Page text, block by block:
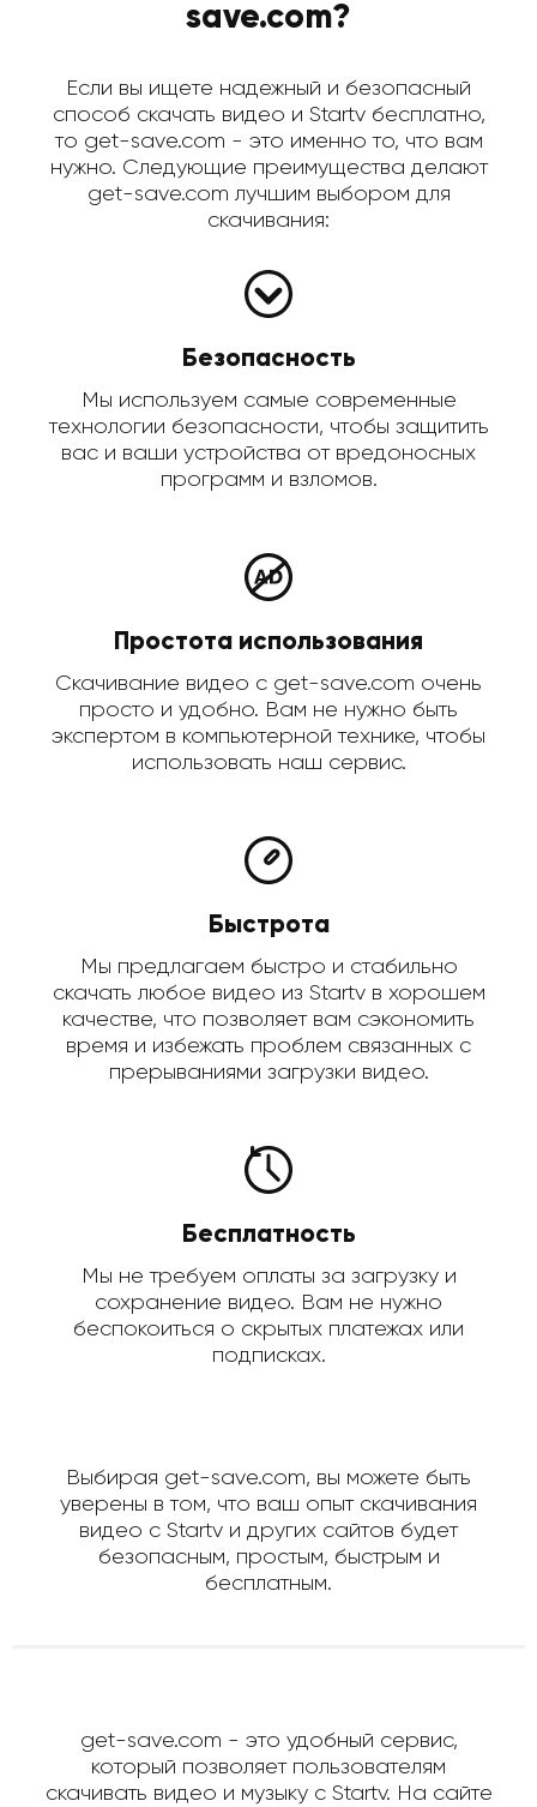
save.com?
Если вы ищете надежный и безопасный
способ скачать видео и Startv бесплатно,
то get-save.com - это именно то, что вам
нужно. Следующие преимущества делают
get-save.com лучшим выбором для
скачивания:
Безопасность
Мы используем самые современные
технологии безопасности, чтобы защитить
вас и ваши устройства от вредоносных
программ и взломов.
Простота использования
Скачивание видео с get-save.com очень
просто и удобно. Вам не нужно быть
экспертом в компьютерной технике, чтобы
использовать наш сервис.
Быстрота
Мы предлагаем быстро и стабильно
скачать любое видео из Startv в хорошем
качестве, что позволяет вам сэкономить
время и избежать проблем связанных с
прерываниями загрузки видео.
Бесплатность
Мы не требуем оплаты за загрузку и
сохранение видео. Вам не нужно
беспокоиться о скрытых платежах или
подписках.
Выбирая get-save.com, вы можете быть
уверены в том, что ваш опыт скачивания
видео с Startv и других сайтов будет
безопасным, простым, быстрым и
бесплатным.
get-save.com - это удобный сервис,
который позволяет пользователям
скачивать видео и музыку с Startv. На сайте